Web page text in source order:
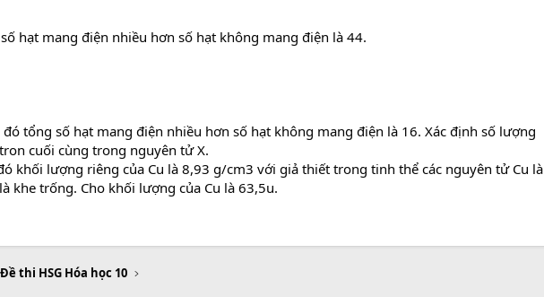
hạt mang điện nhiều hơn số hạt không mang điện là 44.
tổng số hạt mang điện nhiều hơn số hạt không mang điện là 16. Xác định số lượng
cuối cùng trong nguyên tử X.
khối lượng riêng của Cu là 8,93 g/cm3 với giả thiết trong tinh thể các nguyên tử Cu là
khe trống. Cho khối lượng của Cu là 63,5u.
Đề thi HSG Hóa học 10